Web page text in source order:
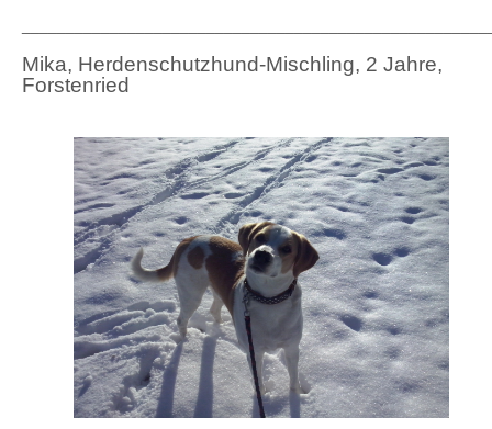
Mika, Herdenschutzhund-Mischling, 2 Jahre,
Forstenried